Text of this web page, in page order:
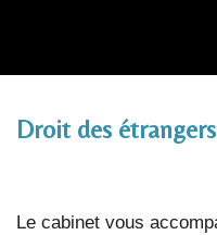
Droit des étrangers
Le cabinet vous